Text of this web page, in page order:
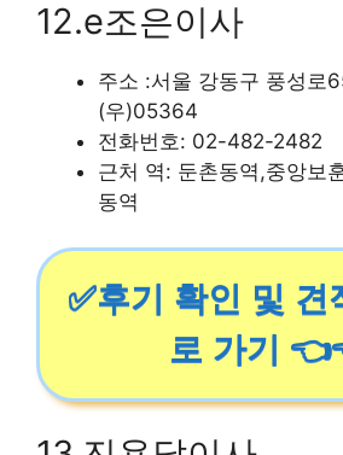
12.e조은이사
주소 :서울 강동구 풍성로
(우)05364
전화번호: 02-482-2482
근처 역: 둔촌동역,중앙보
동역
✅후기 확인 및 견
로 가기